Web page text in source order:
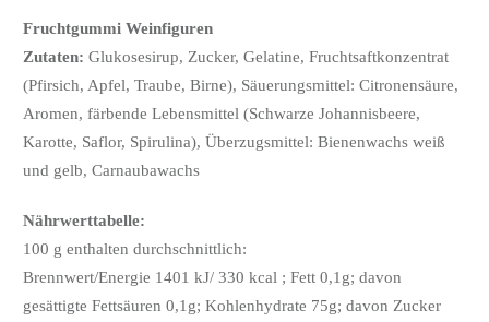
Fruchtgummi Weinfiguren
Zutaten: Glukosesirup, Zucker, Gelatine, Fruchtsaftkonzentrat
(Pfirsich, Apfel, Traube, Birne), Säuerungsmittel: Citronensäure,
Aromen, färbende Lebensmittel (Schwarze Johannisbeere,
Karotte, Saflor, Spirulina), Überzugsmittel: Bienenwachs weiß
und gelb, Carnaubawachs
Nährwerttabelle:
100 g enthalten durchschnittlich:
Brennwert/Energie 1401 kJ/ 330 kcal ; Fett 0,1g; davon
gesättigte Fettsäuren 0,1g; Kohlenhydrate 75g; davon Zucker